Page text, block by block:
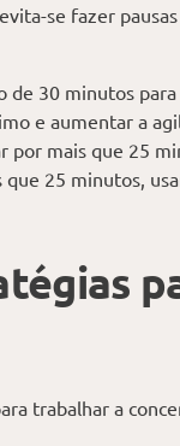
se fazer
30 minutos para
e aumentar a
por mais que 25
25 minutos,
trabalhar a